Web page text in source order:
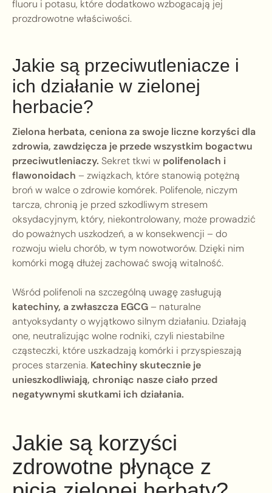
fluoru i potasu, które dodatkowo wzbogacają jej
prozdrowotne właściwości.
Jakie są przeciwutleniacze i
ich działanie w zielonej
herbacie?
Zielona herbata, ceniona za swoje liczne korzyści dla
zdrowia, zawdzięcza je przede wszystkim bogactwu
przeciwutleniaczy. Sekret tkwi w polifenolach i
flawonoidach – związkach, które stanowią potężną
broń w walce o zdrowie komórek. Polifenole, niczym
tarcza, chronią je przed szkodliwym stresem
oksydacyjnym, który, niekontrolowany, może prowadzić
do poważnych uszkodzeń, a w konsekwencji – do
rozwoju wielu chorób, w tym nowotworów. Dzięki nim
komórki mogą dłużej zachować swoją witalność.
Wśród polifenoli na szczególną uwagę zasługują
katechiny, a zwłaszcza EGCG– naturalne
antyoksydanty o wyjątkowo silnym działaniu. Działają
one, neutralizując wolne rodniki, czyli niestabilne
cząsteczki, które uszkadzają komórki i przyspieszają
proces starzenia. Katechiny skutecznie je
unieszkodliwiają, chroniąc nasze ciało przed
negatywnymi skutkami ich działania.
Jakie są korzyści
zdrowotne płynące z